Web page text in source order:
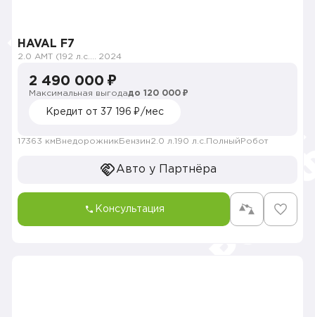
HAVAL F7
2024
2 490 000 ₽
Максимальная выгодадо 120 000 ₽
Кредит от 37 196 ₽/мес
17363 км Внедорожник Бензин2.0 л. 190 л.с. Полный Робот
Авто у Партнёра
Консультация